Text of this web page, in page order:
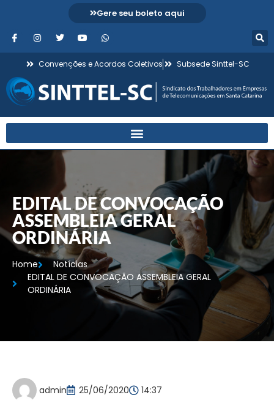
Gere seu boleto aqui
Convenções e Acordos Coletivos Subsede Sinttel-SC
EDITAL DE CONVOCAÇÃO
ASSEMBLEIA GERAL
ORDINÁRIA
Home
Notícias
EDITAL DE CONVOCAÇÃO ASSEMBLEIA GERAL
ORDINÁRIA
admin 25/06/2020 14:37